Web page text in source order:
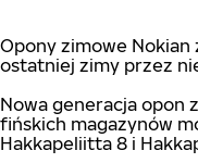
Opony zimowe Nokian
ostatniej zimy przez
Nowa generacja opon
fińskich magazynów
Hakkapeliitta 8 i